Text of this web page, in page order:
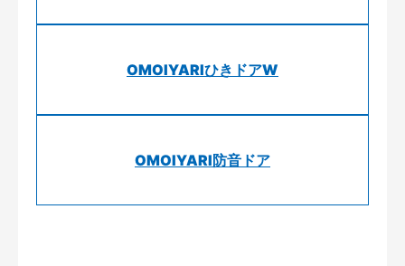
OMOIYARIひきドアW
OMOIYARI防音ドア